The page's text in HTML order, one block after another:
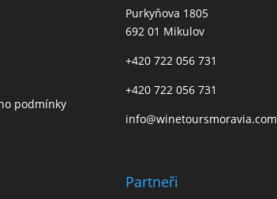
podmínky
Purkyňova 1805
692 01 Mikulov
+420 722 056 731
+420 722 056 731
info@winetoursmoravia.com
Partneři